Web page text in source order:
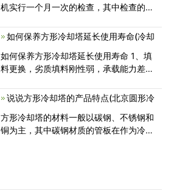
机实行一个月一次的检查，其中检查的项
完好没有破损;对于因为过滤器产生的噪
如何保养方形冷却塔延长使用寿命(冷却
如何保养方形冷却塔延长使用寿命 1、填
料更换，劣质填料刚性弱，承载能力差，
果差或丧失冷却能力，如果出现此类问
验。 2<
说说方形冷却塔的产品特点(北京圆形冷
方形冷却塔的材料一般以碳钢、不锈钢和
铜为主，其中碳钢材质的管板在作为冷却